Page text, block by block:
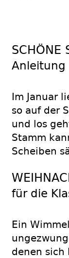
SCHÖNE
Anleitung
Im Januar
so auf der
und los
Stamm
Scheiben
für die
Ein
denen sich